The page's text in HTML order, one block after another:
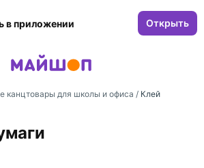
в приложении Открыть
канцтовары для школы и офиса / Клей